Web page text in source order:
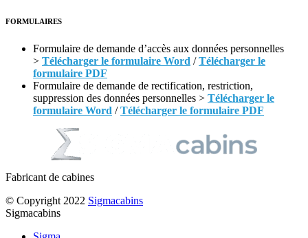
FORMULAIRES
Formulaire de demande d’accès aux données personnelles
> Télécharger le formulaire Word /Télécharger le
formulaire PDF
Formulaire de demande de rectification, restriction,
suppression des données personnelles > Télécharger le
formulaire Word /Télécharger le formulaire PDF
Fabricant de cabines
© Copyright 2022 Sigmacabins
Sigmacabins